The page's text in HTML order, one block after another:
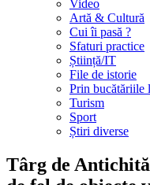
Video
Artă & Cultură
Cui îi pasă ?
Sfaturi practice
Știință/IT
File de istorie
Prin bucătăriile
Turism
Sport
Știri diverse
Târg de